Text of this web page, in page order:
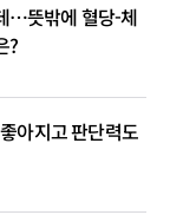
…뜻밖에 혈당-체
은?
아지고 판단력도